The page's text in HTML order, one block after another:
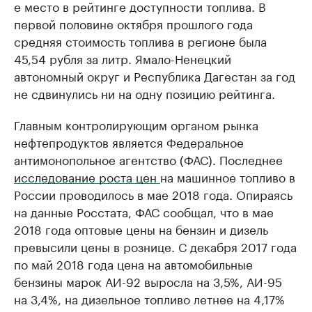
е место в рейтинге доступности топлива. В
первой половине октября прошлого года
средняя стоимость топлива в регионе была
45,54 рубля за литр. Ямало-Ненецкий
автономный округ и Республика Дагестан за год
не сдвинулись ни на одну позицию рейтинга.
Главным контролирующим органом рынка
нефтепродуктов является Федеральное
антимонопольное агентство (ФАС). Последнее
исследование роста цен на машинное топливо в
России проводилось в мае 2018 года. Опираясь
на данные Росстата, ФАС сообщал, что в мае
2018 года оптовые цены на бензин и дизель
превысили цены в рознице. С декабря 2017 года
по май 2018 года цена на автомобильные
бензины марок АИ-92 выросла на 3,5%, АИ-95
на 3,4%, на дизельное топливо летнее на 4,17%